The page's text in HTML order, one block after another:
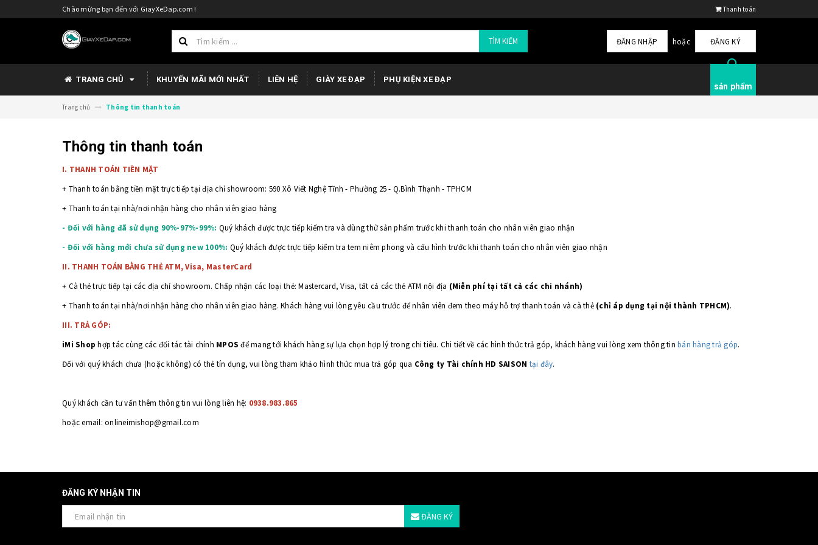
Chào mừng bạn đến với GiayXeDap.com ! Thanh toán
TÌM KIẾM ĐĂNG NHẬP hoặc ĐĂNG KÝ
TRANG CHỦ KHUYẾN MÃI MỚI NHẤT LIÊN HỆ GIÀY XE ĐẠP PHỤ KIỆN XE ĐẠP
sản phẩm
Trang chủ Thông tin thanh toán
Thông tin thanh toán
I. THANH TOÁN TIỀN MẶT
+ Thanh toán bằng tiền mặt trực tiếp tại địa chỉ showroom: 590 Xô Viết Nghệ Tĩnh - Phường 25 - Q.Bình Thạnh - TPHCM
+ Thanh toán tại nhà/nơi nhận hàng cho nhân viên giao hàng
- Đối với hàng đã sử dụng 90%-97%-99%: Quý khách được trực tiếp kiểm tra và dùng thử sản phẩm trước khi thanh toán cho nhân viên giao nhận
- Đối với hàng mới chưa sử dụng new 100%: Quý khách được trực tiếp kiểm tra tem niêm phong và cấu hình trước khi thanh toán cho nhân viên giao nhận
II. THANH TOÁN BẰNG THẺ ATM, Visa, MasterCard
+ Cà thẻ trực tiếp tại các địa chỉ showroom. Chấp nhận các loại thẻ: Mastercard, Visa, tất cả các thẻ ATM nội địa (Miễn phí tại tất cả các chi nhánh)
+ Thanh toán tại nhà/nơi nhận hàng cho nhân viên giao hàng. Khách hàng vui lòng yêu cầu trước để nhân viên đem theo máy hỗ trợ thanh toán và cà thẻ (chỉ áp dụng tại nội thành TPHCM).
III. TRẢ GÓP:
iMi Shophợp tác cùng các đối tác tài chính MPOSđể mang tới khách hàng sự lựa chọn hợp lý trong chi tiêu. Chi tiết về các hình thức trả góp, khách hàng vui lòng xem thông tin bán hàng trả góp.
Đối với quý khách chưa (hoặc không) có thẻ tín dụng, vui lòng tham khảo hình thức mua trả góp qua Công ty Tài chính HD SAISON tại đây.
Quý khách cần tư vấn thêm thông tin vui lòng liên hệ: 0938.983.865
hoặc email: onlineimishop@gmail.com
ĐĂNG KÝ NHẬN TIN
ĐĂNG KÝ